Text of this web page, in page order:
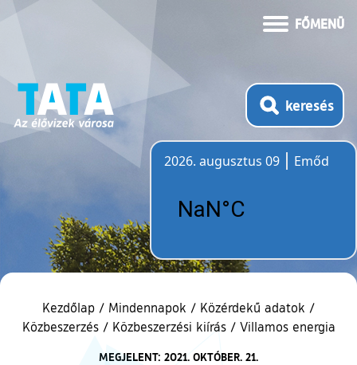
FŐMENÜ
keresés
2026. augusztus 09
Emőd
Kezdőlap / Mindennapok / Közérdekű adatok /
Közbeszerzés / Közbeszerzési kiírás / Villamos energia
MEGJELENT: 2021. OKTÓBER. 21.